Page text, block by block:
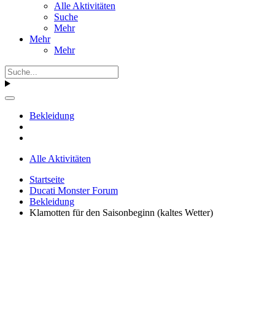
Alle Aktivitäten
Suche
Mehr
Mehr
Mehr
Bekleidung
Alle Aktivitäten
Startseite
Ducati Monster Forum
Bekleidung
Klamotten für den Saisonbeginn (kaltes Wetter)